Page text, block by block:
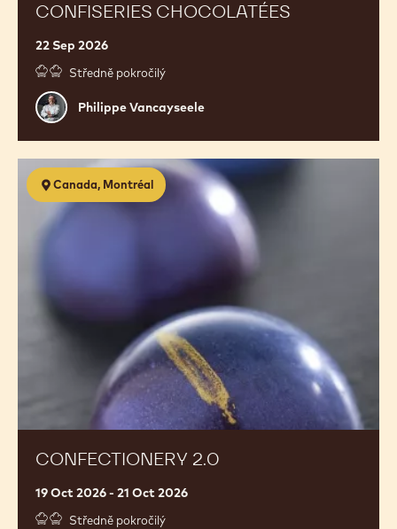
CONFISERIES CHOCOLATÉES
22 Sep 2026
Středně pokročilý
Philippe
Vancayseele
Philippe Vancayseele
Canada, Montréal
CONFECTIONERY 2.0
19 Oct 2026 - 21 Oct 2026
Středně pokročilý
Confectionery
2.0